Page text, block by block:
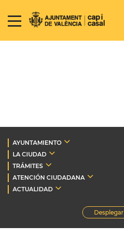
AYUNTAMIENTO
LA CIUDAD
TRÁMITES
ATENCIÓN CIUDADANA
ACTUALIDAD
Desplegar